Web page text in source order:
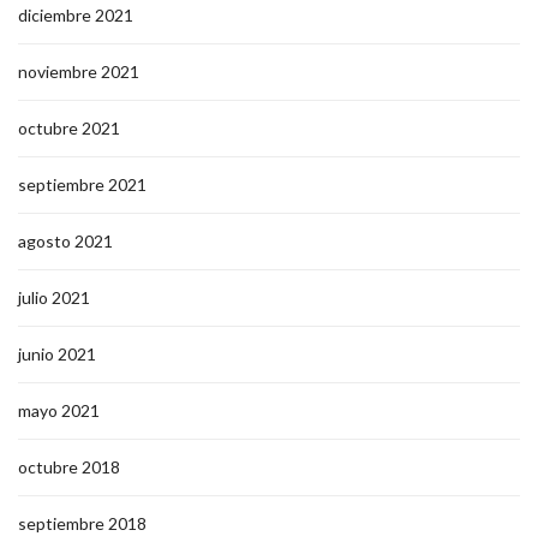
diciembre 2021
noviembre 2021
octubre 2021
septiembre 2021
agosto 2021
julio 2021
junio 2021
mayo 2021
octubre 2018
septiembre 2018